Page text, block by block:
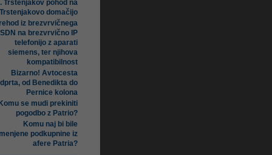
Trstenjakov pohod na
Trstenjakovo domačijo
iz brezvrvičnega
ISDN na brezvrvično IP
telefonijo z aparati
siemens, ter njihova
kompatibilnost
Bizarno! Avtocesta
od Benedikta do
Pernice kolona
Komu se mudi prekiniti
pogodbo z Patrio?
Komu naj bi bile
podkupnine iz
afere Patria?